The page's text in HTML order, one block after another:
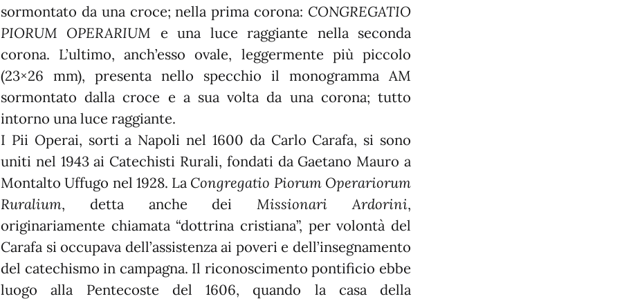
sormontato da una croce; nella prima corona: CONGREGATIO
PIORUM OPERARIUM e una luce raggiante nella seconda
corona. L’ultimo, anch’esso ovale, leggermente più piccolo
(23×26 mm), presenta nello specchio il monogramma AM
sormontato dalla croce e a sua volta da una corona; tutto
intorno una luce raggiante.
I Pii Operai, sorti a Napoli nel 1600 da Carlo Carafa, si sono
uniti nel 1943 ai Catechisti Rurali, fondati da Gaetano Mauro a
Montalto Uffugo nel 1928. La Congregatio Piorum Operariorum
Ruralium, detta anche deiMissionari Ardorini,
originariamente chiamata “dottrina cristiana”, per volontà del
Carafa si occupava dell’assistenza ai poveri e dell’insegnamento
del catechismo in campagna. Il riconoscimento pontificio ebbe
luogo alla Pentecoste del 1606, quando la casa della